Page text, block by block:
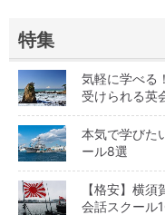
特集
気軽に学べる
受けられる英
本気で学びた
ール8選
【格安】横
会話スクール